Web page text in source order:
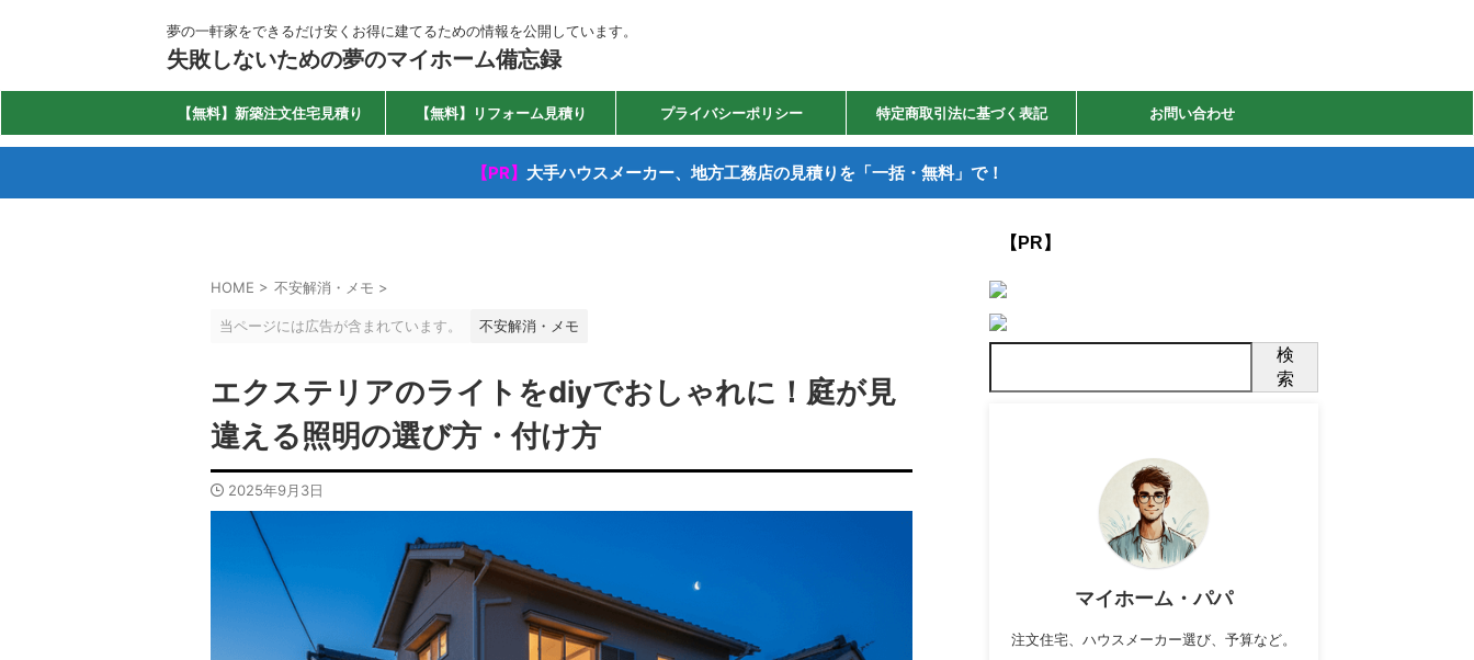
夢の一軒家をできるだけ安くお得に建てるための情報を公開しています。
失敗しないための夢のマイホーム備忘録
【無料】新築注文住宅見積り 【無料】リフォーム見積り プライバシーポリシー 特定商取引法に基づく表記 お問い合わせ
【PR】 大手ハウスメーカー、地方工務店の見積りを「一括・無料」で！
HOME > 不安解消・メモ >
当ページには広告が含まれています。 不安解消・メモ
エクステリアのライトをdiyでおしゃれに！庭が見
違える照明の選び方・付け方
2025年9月3日
【PR】
検
索
マイホーム・パパ
注文住宅、ハウスメーカー選び、予算など。